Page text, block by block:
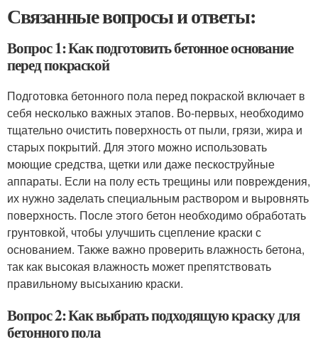
Связанные вопросы и ответы:
Вопрос 1: Как подготовить бетонное основание
перед покраской
Подготовка бетонного пола перед покраской включает в
себя несколько важных этапов. Во-первых, необходимо
тщательно очистить поверхность от пыли, грязи, жира и
старых покрытий. Для этого можно использовать
моющие средства, щетки или даже пескоструйные
аппараты. Если на полу есть трещины или повреждения,
их нужно заделать специальным раствором и выровнять
поверхность. После этого бетон необходимо обработать
грунтовкой, чтобы улучшить сцепление краски с
основанием. Также важно проверить влажность бетона,
так как высокая влажность может препятствовать
правильному высыханию краски.
Вопрос 2: Как выбрать подходящую краску для
бетонного пола